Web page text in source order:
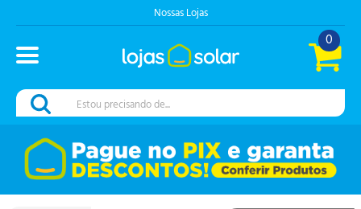
Nossas Lojas
0
Estou precisando de...